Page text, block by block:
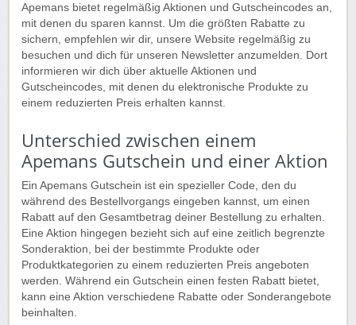
Apemans bietet regelmäßig Aktionen und Gutscheincodes an,
mit denen du sparen kannst. Um die größten Rabatte zu
sichern, empfehlen wir dir, unsere Website regelmäßig zu
besuchen und dich für unseren Newsletter anzumelden. Dort
informieren wir dich über aktuelle Aktionen und
Gutscheincodes, mit denen du elektronische Produkte zu
einem reduzierten Preis erhalten kannst.
Unterschied zwischen einem
Apemans Gutschein und einer Aktion
Ein Apemans Gutschein ist ein spezieller Code, den du
während des Bestellvorgangs eingeben kannst, um einen
Rabatt auf den Gesamtbetrag deiner Bestellung zu erhalten.
Eine Aktion hingegen bezieht sich auf eine zeitlich begrenzte
Sonderaktion, bei der bestimmte Produkte oder
Produktkategorien zu einem reduzierten Preis angeboten
werden. Während ein Gutschein einen festen Rabatt bietet,
kann eine Aktion verschiedene Rabatte oder Sonderangebote
beinhalten.